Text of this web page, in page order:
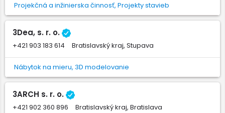
Projekčná a inžinierska činnosť, Projekty stavieb
3Dea, s. r. o.
+421 903 183 614 Bratislavský kraj, Stupava
Nábytok na mieru, 3D modelovanie
3ARCH s. r. o.
+421 902 360 896 Bratislavský kraj, Bratislava